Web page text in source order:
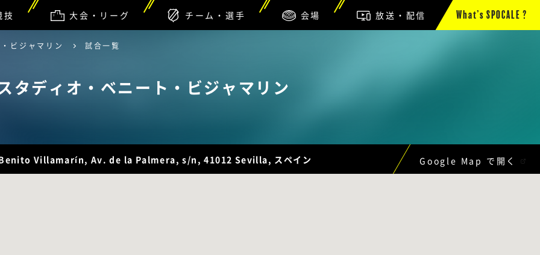
技 大会・リーグ チーム・選手 会場 放送・配信 What’s SPOCALE ?
ビジャマリン 試合一覧
タディオ・ベニート・ビジャマリン
Villamarín, Av. de la Palmera, s/n, 41012 Sevilla, スペイン Google Map で開く